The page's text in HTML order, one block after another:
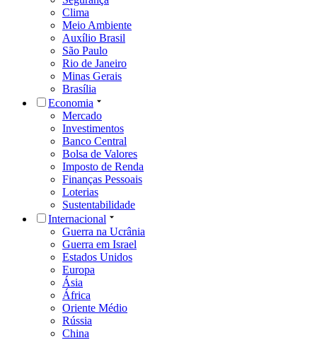
Clima
Meio Ambiente
Auxílio Brasil
São Paulo
Rio de Janeiro
Minas Gerais
Brasília
Economia
Mercado
Investimentos
Banco Central
Bolsa de Valores
Imposto de Renda
Finanças Pessoais
Loterias
Sustentabilidade
Internacional
Guerra na Ucrânia
Guerra em Israel
Estados Unidos
Europa
Ásia
África
Oriente Médio
Rússia
China